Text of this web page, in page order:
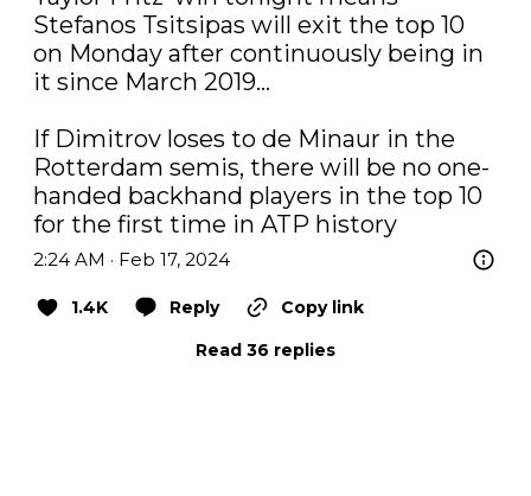
Stefanos Tsitsipas will exit the top 10
on Monday after continuously being in
it since March 2019…
If Dimitrov loses to de Minaur in the
Rotterdam semis, there will be no one-
handed backhand players in the top 10
for the first time in ATP history
2:24 AM · Feb 17, 2024
1.4K Reply
Copy link
Read 36 replies